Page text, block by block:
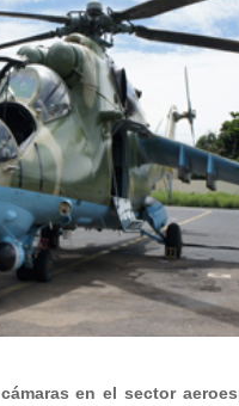
cámaras en el sector